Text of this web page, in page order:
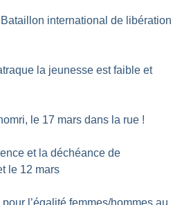
international de libération
la jeunesse est faible et
le 17 mars dans la rue !
et la déchéance de
le 12 mars
l’égalité femmes/hommes au